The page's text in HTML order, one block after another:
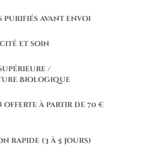
purifiés avant envoi
et soin
/
Biologique
offerte à partir de 70 €
rapide (3 à 5 jours)